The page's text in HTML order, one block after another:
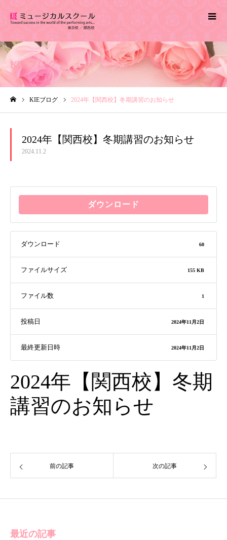
KIEブログ
KIEブログ 2024年【関西校】冬期講習のお知らせ
2024年【関西校】冬期講習のお知らせ
2024.11.2
ダウンロード
ダウンロード 60
ファイルサイズ 155 KB
ファイル数 1
投稿日 2024年11月2日
最終更新日時 2024年11月2日
2024年【関西校】冬期
講習のお知らせ
前の記事 次の記事
最近の記事